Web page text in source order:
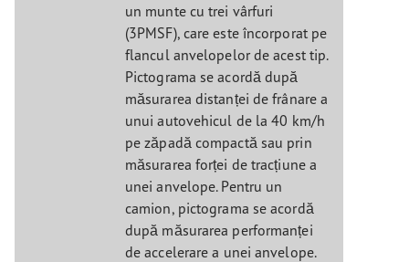
un munte cu trei vârfuri
(3PMSF), care este încorporat pe
flancul anvelopelor de acest tip.
Pictograma se acordă după
măsurarea distanței de frânare a
unui autovehicul de la 40 km/h
pe zăpadă compactă sau prin
măsurarea forței de tracțiune a
unei anvelope. Pentru un
camion, pictograma se acordă
după măsurarea performanței
de accelerare a unei anvelope.